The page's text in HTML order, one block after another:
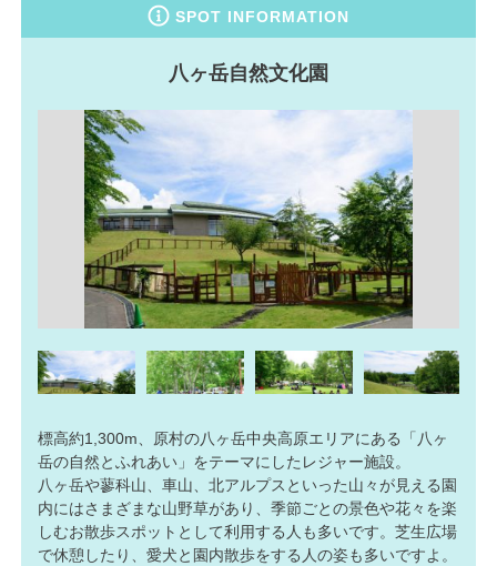
SPOT INFORMATION
八ヶ岳自然文化園
標高約1,300m、原村の八ヶ岳中央高原エリアにある「八ヶ
岳の自然とふれあい」をテーマにしたレジャー施設。
八ヶ岳や蓼科山、車山、北アルプスといった山々が見える園
内にはさまざまな山野草があり、季節ごとの景色や花々を楽
しむお散歩スポットとして利用する人も多いです。芝生広場
で休憩したり、愛犬と園内散歩をする人の姿も多いですよ。